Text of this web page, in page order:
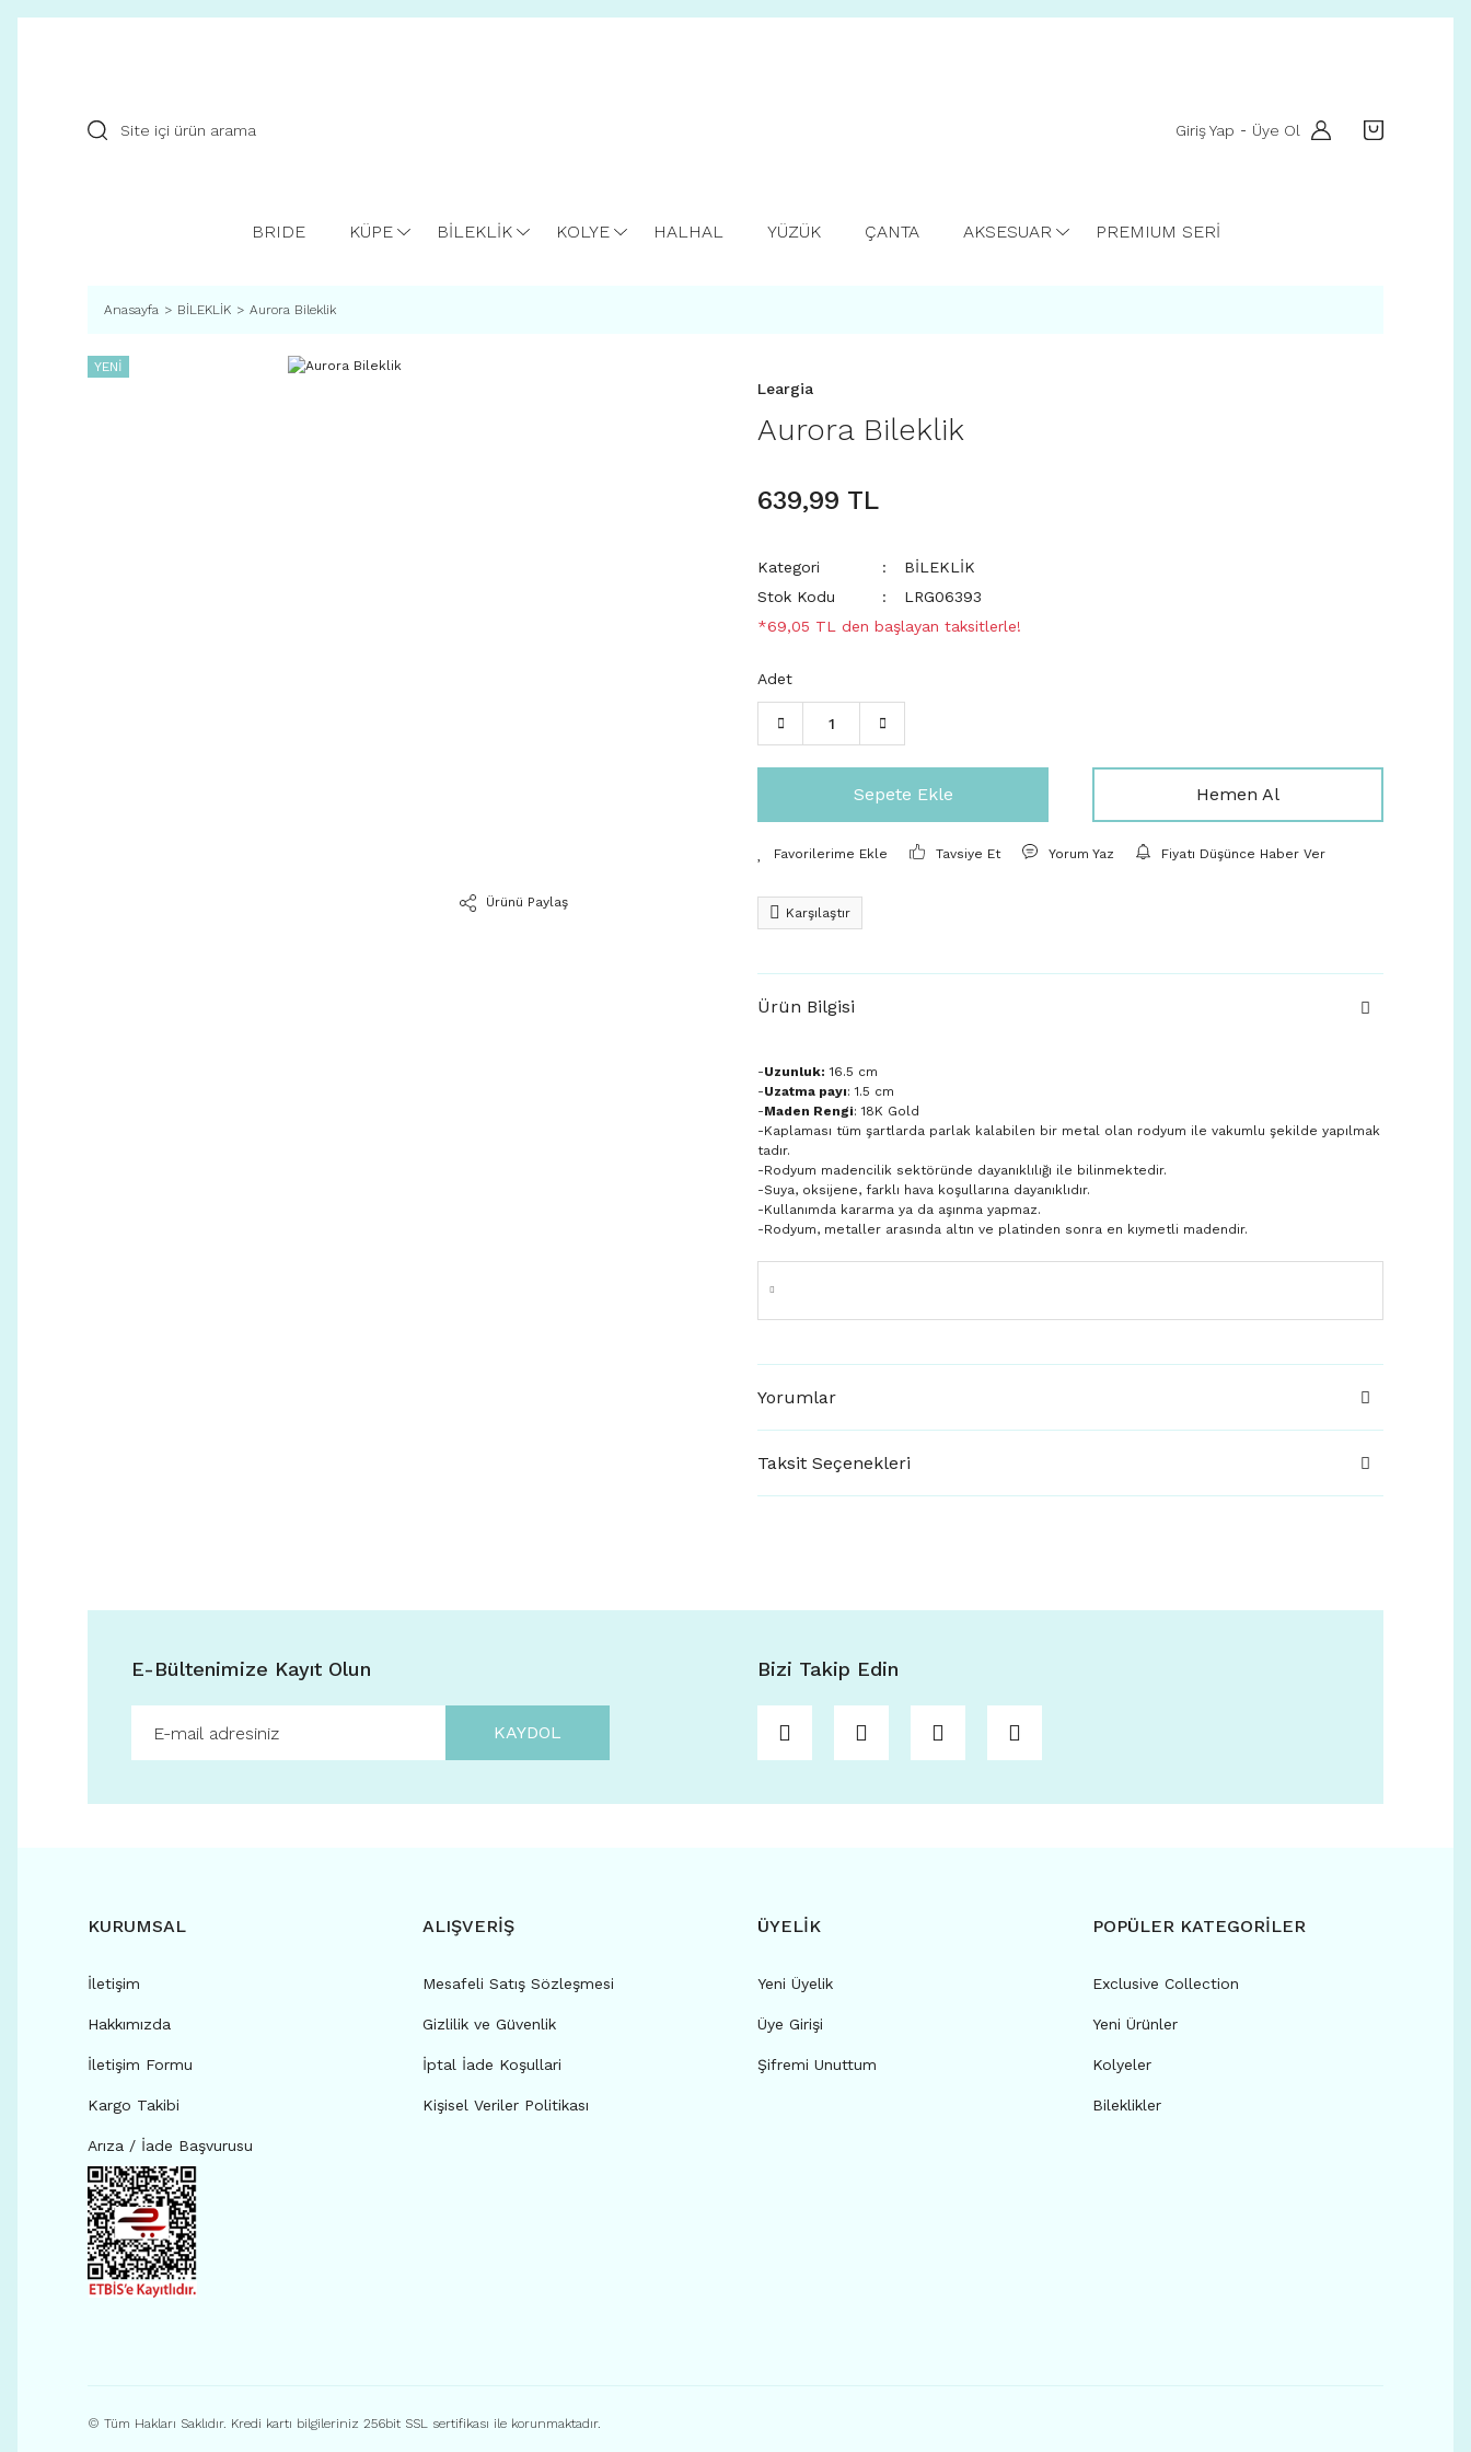
Giriş Yap - Üye Ol
BRIDE KÜPE BİLEKLİK KOLYE HALHAL YÜZÜK ÇANTA AKSESUAR PREMIUM SERİ
Anasayfa BİLEKLİK Aurora Bileklik
YENİ
Ürünü Paylaş
Leargia
Aurora Bileklik
639,99 TL
Kategori
BİLEKLİK
Stok Kodu
LRG06393
*69,05 TL den başlayan taksitlerle!
Adet
Sepete Ekle Hemen Al
Tavsiye Et Yorum Yaz Fiyatı Düşünce Haber Ver
Karşılaştır
Ürün Bilgisi
-Uzunluk: 16.5 cm
-Uzatma payı: 1.5 cm
-Maden Rengi: 18K Gold
-Kaplaması tüm şartlarda parlak kalabilen bir metal olan rodyum ile vakumlu şekilde yapılmak
tadır.
-Rodyum madencilik sektöründe dayanıklılığı ile bilinmektedir.
-Suya, oksijene, farklı hava koşullarına dayanıklıdır.
-Kullanımda kararma ya da aşınma yapmaz.
-Rodyum, metaller arasında altın ve platinden sonra en kıymetli madendir.
Yorumlar
Taksit Seçenekleri
E-Bültenimize Kayıt Olun
KAYDOL
Bizi Takip Edin
KURUMSAL
İletişim
Hakkımızda
İletişim Formu
Kargo Takibi
Arıza / İade Başvurusu
ALIŞVERİŞ
Mesafeli Satış Sözleşmesi
Gizlilik ve Güvenlik
İptal İade Koşullari
Kişisel Veriler Politikası
ÜYELİK
Yeni Üyelik
Üye Girişi
Şifremi Unuttum
POPÜLER KATEGORİLER
Exclusive Collection
Yeni Ürünler
Kolyeler
Bileklikler
© Tüm Hakları Saklıdır. Kredi kartı bilgileriniz 256bit SSL sertifikası ile korunmaktadır.